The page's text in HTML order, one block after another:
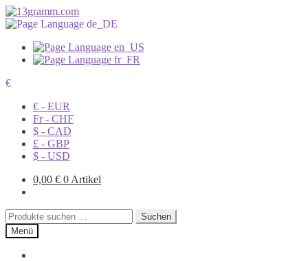
€
€ - EUR
Fr - CHF
$ - CAD
£ - GBP
$ - USD
0,00 € 0 Artikel
Suchen
nach:
Suchen
Menü